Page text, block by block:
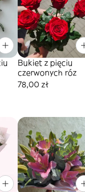
Bukiet z pięciu
czerwonych róz
78,00 zł